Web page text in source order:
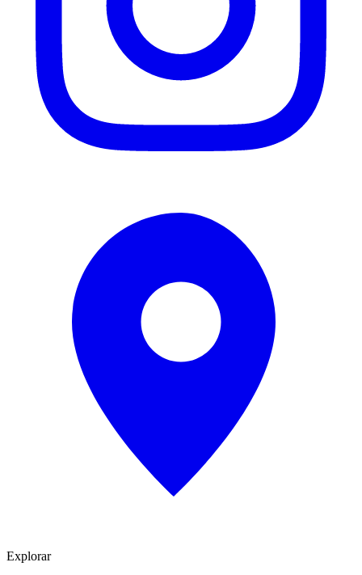
Explorar